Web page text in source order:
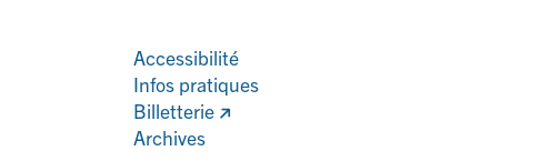
Accessibilité
Infos pratiques
Billetterie
Archives